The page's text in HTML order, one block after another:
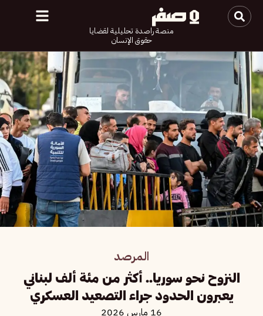
منصة راصدة تحليلية لقضايا
حقوق الإنسان
المرصد
النزوح نحو سوريا.. أكثر من مئة ألف لبناني
يعبرون الحدود جراء التصعيد العسكري
16 مارس 2026